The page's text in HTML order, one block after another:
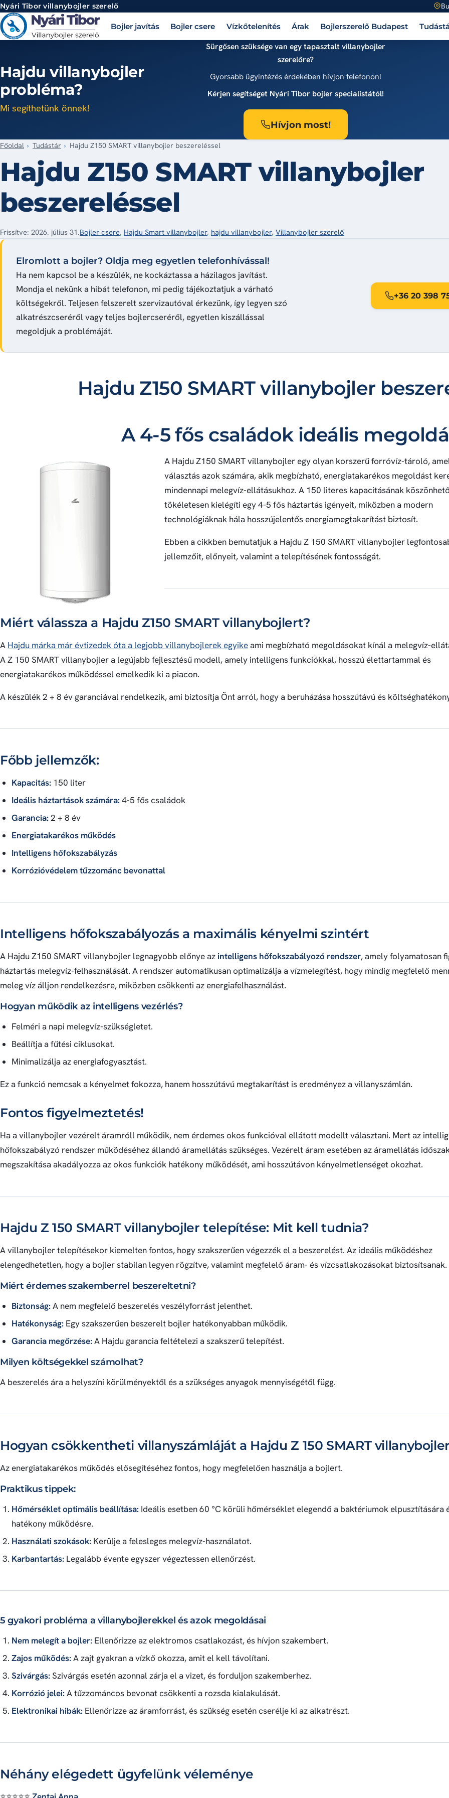
Ugrás a tartalomra
Nyári Tibor villanybojler szerelő
Bojler javítás Bojler csere Vízkőtelenítés Árak Bojlerszerelő Budapest
Hajdu villanybojler
probléma?
Mi segíthetünk önnek!
Sürgősen szüksége van egy tapasztalt villanybojler
szerelőre?
Gyorsabb ügyintézés érdekében hívjon telefonon!
Kérjen segítséget Nyári Tibor bojler specialistától!
Hívjon most!
Főoldal Tudástár Hajdu Z150 SMART villanybojler beszereléssel
Hajdu Z150 SMART villanybojler
beszereléssel
Frissítve: 2026. július 31.Bojler csere, Hajdu Smart villanybojler, hajdu villanybojler, Villanybojler szerelő
Elromlott a bojler? Oldja meg egyetlen telefonhívással!
Ha nem kapcsol be a készülék, ne kockáztassa a házilagos javítást.
Mondja el nekünk a hibát telefonon, mi pedig tájékoztatjuk a várható
költségekről. Teljesen felszerelt szervizautóval érkezünk, így legyen szó
alkatrészcseréről vagy teljes bojlercseréről, egyetlen kiszállással
megoldjuk a problémáját.
+36 20 398
Hajdu Z150 SMART villanybojler
A 4-5 fős családok ideális
A Hajdu Z150 SMART villanybojler egy olyan korszerű forróvíz-tároló,
választás azok számára, akik megbízható, energiatakarékos megoldást
mindennapi melegvíz-ellátásukhoz. A 150 literes kapacitásának
tökéletesen kielégíti egy 4-5 fős háztartás igényeit, miközben a modern
technológiáknak hála hosszújelentős energiamegtakarítást biztosít.
Ebben a cikkben bemutatjuk a Hajdu Z 150 SMART villanybojler
jellemzőit, előnyeit, valamint a telepítésének fontosságát.
Miért válassza a Hajdu Z150 SMART villanybojlert?
A Hajdu márka már évtizedek óta a legjobb villanybojlerek egyikeami megbízható megoldásokat kínál a melegvíz-
A Z 150 SMART villanybojler a legújabb fejlesztésű modell, amely intelligens funkciókkal, hosszú élettartammal és
energiatakarékos működéssel emelkedik ki a piacon.
A készülék 2 + 8 év garanciával rendelkezik, ami biztosítja Önt arról, hogy a beruházása hosszútávú és
Főbb jellemzők:
Kapacitás: 150 liter
Ideális háztartások számára:4-5 fős családok
Garancia:2 + 8 év
Energiatakarékos működés
Intelligens hőfokszabályzás
Korrózióvédelem tűzzománc bevonattal
Intelligens hőfokszabályozás a maximális kényelmi szintért
A Hajdu Z150 SMART villanybojler legnagyobb előnye az intelligens hőfokszabályozó rendszer, amely folyamatosan
háztartás melegvíz-felhasználását. A rendszer automatikusan optimalizálja a vízmelegítést, hogy mindig megfelelő
meleg víz álljon rendelkezésre, miközben csökkenti az energiafelhasználást.
Hogyan működik az intelligens vezérlés?
Felméri a napi melegvíz-szükségletet.
Beállítja a fűtési ciklusokat.
Minimalizálja az energiafogyasztást.
Ez a funkció nemcsak a kényelmet fokozza, hanem hosszútávú megtakarítást is eredményez a villanyszámlán.
Fontos figyelmeztetés!
Ha a villanybojler vezérelt áramróll működik, nem érdemes okos funkcióval ellátott modellt választani. Mert az
hőfokszabályzó rendszer működéséhez állandó áramellátás szükséges. Vezérelt áram esetében az áramellátás
megszakítása akadályozza az okos funkciók hatékony működését, ami hosszútávon kényelmetlenséget okozhat.
Hajdu Z 150 SMART villanybojler telepítése: Mit kell tudnia?
A villanybojler telepítésekor kiemelten fontos, hogy szakszerűen végezzék el a beszerelést. Az ideális működéshez
elengedhetetlen, hogy a bojler stabilan legyen rögzítve, valamint megfelelő áram- és vízcsatlakozásokat biztosítsanak.
Miért érdemes szakemberrel beszereltetni?
Biztonság:A nem megfelelő beszerelés veszélyforrást jelenthet.
Hatékonyság: Egy szakszerűen beszerelt bojler hatékonyabban működik.
Garancia megőrzése:A Hajdu garancia feltételezi a szakszerű telepítést.
Milyen költségekkel számolhat?
A beszerelés ára a helyszíni körülményektől és a szükséges anyagok mennyiségétől függ.
Hogyan csökkentheti villanyszámláját a Hajdu Z 150 SMART
Az energiatakarékos működés elősegítéséhez fontos, hogy megfelelően használja a bojlert.
Praktikus tippek:
Hőmérséklet optimális beállítása: Ideális esetben 60 °C körüli hőmérséklet elegendő a baktériumok elpusztítására
hatékony működésre.
Használati szokások: Kerülje a felesleges melegvíz-használatot.
Karbantartás: Legalább évente egyszer végeztessen ellenőrzést.
5 gyakori probléma a villanybojlerekkel és azok megoldásai
Nem melegít a bojler: Ellenőrizze az elektromos csatlakozást, és hívjon szakembert.
Zajos működés:A zajt gyakran a vízkő okozza, amit el kell távolítani.
Szivárgás: Szivárgás esetén azonnal zárja el a vizet, és forduljon szakemberhez.
Korrózió jelei:A tűzzománcos bevonat csökkenti a rozsda kialakulását.
Elektronikai hibák: Ellenőrizze az áramforrást, és szükség esetén cserélje ki az alkatrészt.
Néhány elégedett ügyfelünk véleménye